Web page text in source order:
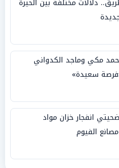
دلالات مختلفة بين الحيرة
أحمد مكي وماجد الكدواني
سعيدة»
انفجار خزان مواد
الفيوم